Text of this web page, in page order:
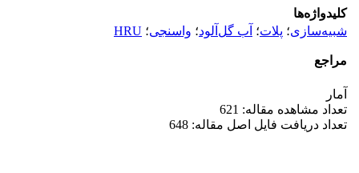
کلیدواژه‌ها
شبیه‌سازی؛ پلات؛ آب گل‌آلود؛ واسنجی؛ HRU
مراجع
آمار
تعداد مشاهده مقاله: 621
تعداد دریافت فایل اصل مقاله: 648